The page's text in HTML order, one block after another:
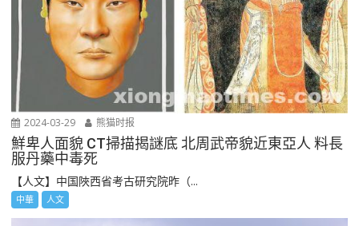
2024-03-29 熊猫时报
鮮卑人面貌 CT掃描揭謎底 北周武帝貌近東亞人 料長
服丹藥中毒死
【人文】中国陜西省考古研究院昨（...
中華 人文